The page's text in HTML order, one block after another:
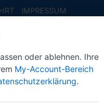
IMPRESSUM
NEUHEITEN
oder ablehnen. Ihre
My-Account-Bereich
.